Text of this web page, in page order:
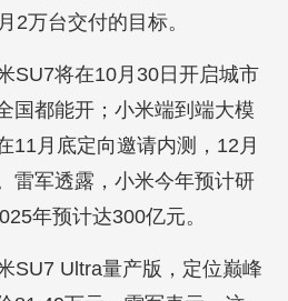
2万台交付的目标。
SU7将在10月30日开启城市
国都能开；小米端到端大模
11月底定向邀请内测，12月
雷军透露，小米今年预计研
年预计达300亿元。
SU7 Ultra量产版，定位巅峰